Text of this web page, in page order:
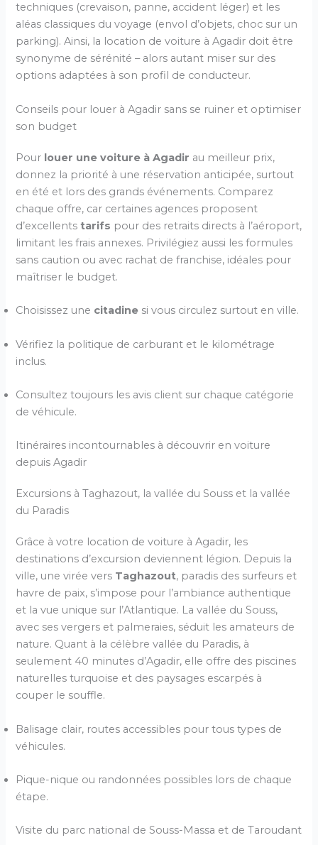
techniques (crevaison, panne, accident léger) et les
aléas classiques du voyage (envol d’objets, choc sur un
parking). Ainsi, la location de voiture à Agadir doit être
synonyme de sérénité – alors autant miser sur des
options adaptées à son profil de conducteur.
Conseils pour louer à Agadir sans se ruiner et optimiser
son budget
Pour louer une voiture à Agadir au meilleur prix,
donnez la priorité à une réservation anticipée, surtout
en été et lors des grands événements. Comparez
chaque offre, car certaines agences proposent
d’excellentstarifs pour des retraits directs à l’aéroport,
limitant les frais annexes. Privilégiez aussi les formules
sans caution ou avec rachat de franchise, idéales pour
maîtriser le budget.
Choisissez une citadine si vous circulez surtout en ville.
Vérifiez la politique de carburant et le kilométrage
inclus.
Consultez toujours les avis client sur chaque catégorie
de véhicule.
Itinéraires incontournables à découvrir en voiture
depuis Agadir
Excursions à Taghazout, la vallée du Souss et la vallée
du Paradis
Grâce à votre location de voiture à Agadir, les
destinations d’excursion deviennent légion. Depuis la
ville, une virée vers Taghazout, paradis des surfeurs et
havre de paix, s’impose pour l’ambiance authentique
et la vue unique sur l’Atlantique. La vallée du Souss,
avec ses vergers et palmeraies, séduit les amateurs de
nature. Quant à la célèbre vallée du Paradis, à
seulement 40 minutes d’Agadir, elle offre des piscines
naturelles turquoise et des paysages escarpés à
couper le souffle.
Balisage clair, routes accessibles pour tous types de
véhicules.
Pique-nique ou randonnées possibles lors de chaque
étape.
Visite du parc national de Souss-Massa et de Taroudant